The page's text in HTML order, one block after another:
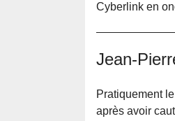
Cyberlink en
Jean-
Pratiquement
après avoir